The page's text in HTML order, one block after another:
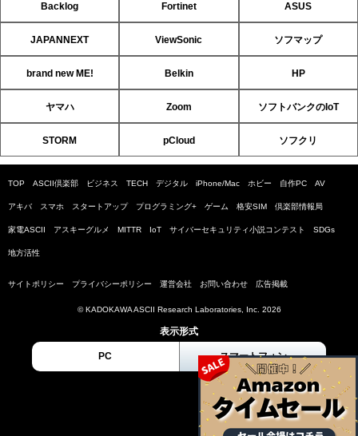
Backlog Fortinet ASUS
JAPANNEXT ViewSonic ソフマップ
brand new ME! Belkin HP
ヤマハ Zoom ソフトバンクのIoT
STORM pCloud ソフクリ
TOP ASCII倶楽部 ビジネス TECH デジタル iPhone/Mac ホビー 自作PC AV
アキバ スマホ スタートアップ プログラミング+ ゲーム 格安SIM 倶楽部情報局
家電ASCII アスキーグルメ MITTR IoT サイバーセキュリティ小説コンテスト SDGs
地方活性
サイトポリシー プライバシーポリシー 運営会社 お問い合わせ 広告掲載
© KADOKAWA ASCII Research Laboratories, Inc. 2026
表示形式
PC スマートフォン